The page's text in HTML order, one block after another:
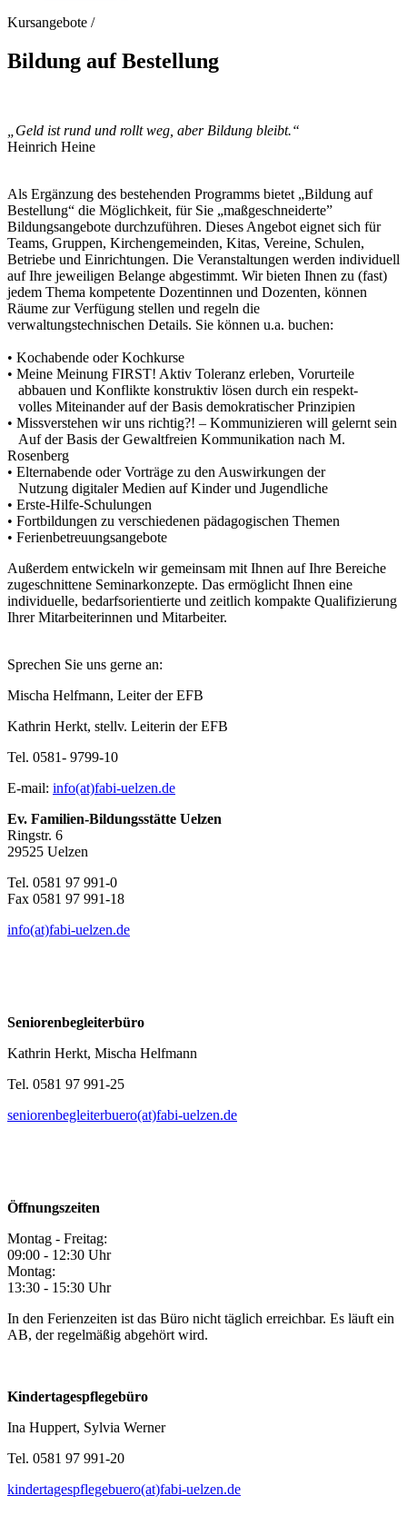
Kursangebote /
Bildung auf Bestellung
„Geld ist rund und rollt weg, aber Bildung bleibt.“
Heinrich Heine
Als Ergänzung des bestehenden Programms bietet „Bildung auf
Bestellung“ die Möglichkeit, für Sie „maßgeschneiderte”
Bildungsangebote durchzuführen. Dieses Angebot eignet sich für
Teams, Gruppen, Kirchengemeinden, Kitas, Vereine, Schulen,
Betriebe und Einrichtungen. Die Veranstaltungen werden individuell
auf Ihre jeweiligen Belange abgestimmt. Wir bieten Ihnen zu (fast)
jedem Thema kompetente Dozentinnen und Dozenten, können
Räume zur Verfügung stellen und regeln die
verwaltungstechnischen Details. Sie können u.a. buchen:
• Kochabende oder Kochkurse
• Meine Meinung FIRST! Aktiv Toleranz erleben, Vorurteile
abbauen und Konflikte konstruktiv lösen durch ein respekt-
volles Miteinander auf der Basis demokratischer Prinzipien
• Missverstehen wir uns richtig?! – Kommunizieren will gelernt sein
Auf der Basis der Gewaltfreien Kommunikation nach M.
Rosenberg
• Elternabende oder Vorträge zu den Auswirkungen der
Nutzung digitaler Medien auf Kinder und Jugendliche
• Erste-Hilfe-Schulungen
• Fortbildungen zu verschiedenen pädagogischen Themen
• Ferienbetreuungsangebote
Außerdem entwickeln wir gemeinsam mit Ihnen auf Ihre Bereiche
zugeschnittene Seminarkonzepte. Das ermöglicht Ihnen eine
individuelle, bedarfsorientierte und zeitlich kompakte Qualifizierung
Ihrer Mitarbeiterinnen und Mitarbeiter.
Sprechen Sie uns gerne an:
Mischa Helfmann, Leiter der EFB
Kathrin Herkt, stellv. Leiterin der EFB
Tel. 0581- 9799-10
E-mail: info(at)fabi-uelzen.de
Ev. Familien-Bildungsstätte Uelzen
Ringstr. 6
29525 Uelzen
Tel. 0581 97 991-0
Fax 0581 97 991-18
info(at)fabi-uelzen.de
Seniorenbegleiterbüro
Kathrin Herkt, Mischa Helfmann
Tel. 0581 97 991-25
seniorenbegleiterbuero(at)fabi-uelzen.de
Öffnungszeiten
Montag - Freitag:
09:00 - 12:30 Uhr
Montag:
13:30 - 15:30 Uhr
In den Ferienzeiten ist das Büro nicht täglich erreichbar. Es läuft ein
AB, der regelmäßig abgehört wird.
Kindertagespflegebüro
Ina Huppert, Sylvia Werner
Tel. 0581 97 991-20
kindertagespflegebuero(at)fabi-uelzen.de